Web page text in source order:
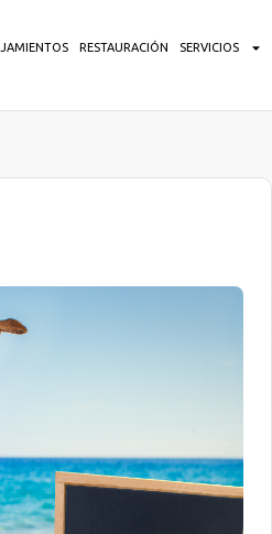
RESTAURACIÓN SERVICIOS